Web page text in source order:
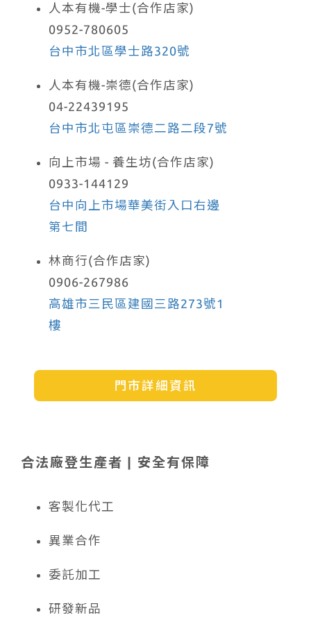
人本有機-學士(合作店家)
0952-780605
台中市北區學士路320號
人本有機-崇德(合作店家)
04-22439195
台中市北屯區崇德二路二段7號
向上市場 - 養生坊(合作店家)
0933-144129
台中向上市場華美街入口右邊
第七間
林商行(合作店家)
0906-267986
高雄市三民區建國三路273號1
樓
門市詳細資訊
合法廠登生產者 | 安全有保障
客製化代工
異業合作
委託加工
研發新品